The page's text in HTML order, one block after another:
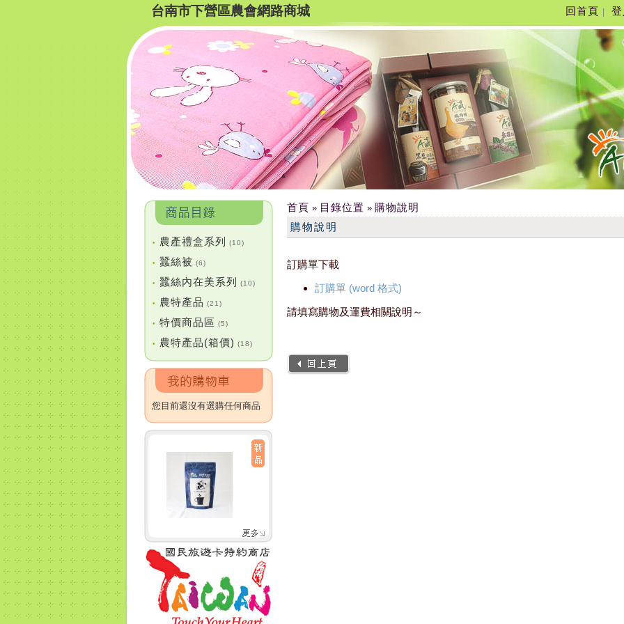
台南市下營區農會網路商城 回首頁
• 農產禮盒系列 (10)
• 蠶絲被 (6)
• 蠶絲內在美系列 (10)
• 農特產品 (21)
• 特價商品區 (5)
• 農特產品(箱價) (18)
您目前還沒有選購任何商品
首頁 » 目錄位置 » 購物說明
購物說明
訂購單下載
訂購單 (word 格式)
請填寫購物及運費相關說明～